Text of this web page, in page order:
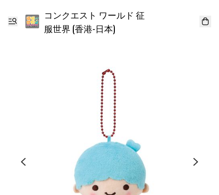
コンクエスト ワールド 征
服世界 (香港-日本)